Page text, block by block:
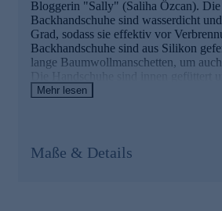
Bloggerin "Sally" (Saliha Özcan).
Backhandschuhe sind wasserdicht
Grad, sodass sie effektiv vor
Backhandschuhe sind aus Silikon
lange Baumwollmanschetten, um
Die Handschuhe sind innen gefüttert
und Rechtshändern getragen werden.
Mehr lesen
Maße & Details